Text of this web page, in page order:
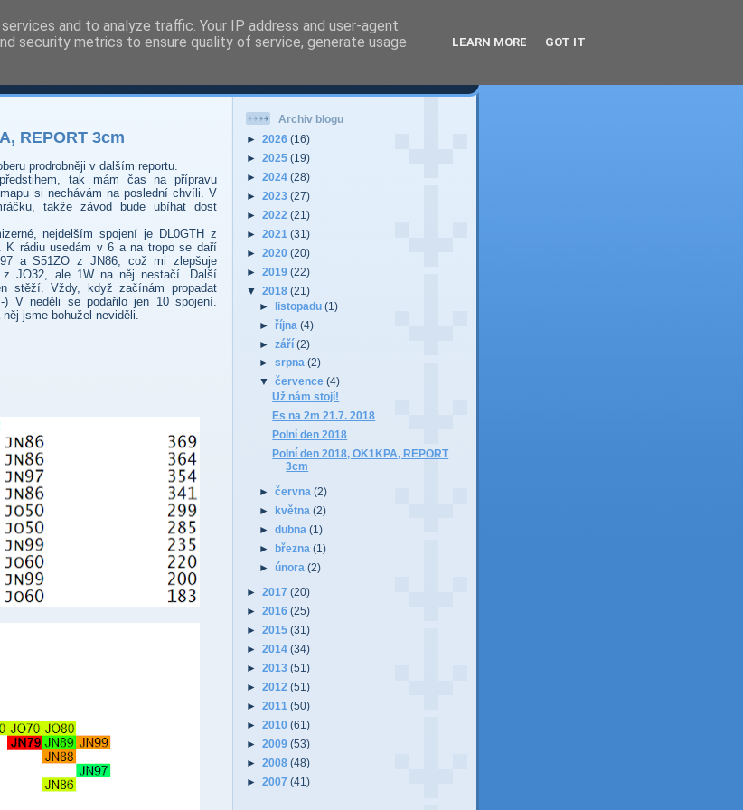
Hradec
REPORT 3cm
prodrobněji v dalším reportu.
tak mám čas na přípravu
si nechávám na poslední chvíli. V
takže závod bude ubíhat dost
nejdelším spojení je DL0GTH z
K rádiu usedám v 6 a na tropo se daří
a S51ZO z JN86, což mi zlepšuje
z JO32, ale 1W na něj nestačí. Další
stěží. Vždy, když začínám propadat
) V neděli se podařilo jen 10 spojení.
jsme bohužel neviděli.
Archiv blogu
► 2026 (16)
► 2025 (19)
► 2024 (28)
► 2023 (27)
► 2022 (21)
► 2021 (31)
► 2020 (20)
► 2019 (22)
▼ 2018 (21)
► listopadu(1)
►října(4)
►září(2)
►srpna(2)
▼července(4)
Už nám stojí!
Es na 2m 21.7. 2018
Polní den 2018
Polní den 2018, OK1KPA, REPORT
3cm
►června(2)
► května(2)
►dubna(1)
► března(1)
►února(2)
► 2017 (20)
► 2016 (25)
► 2015 (31)
► 2014 (34)
► 2013 (51)
► 2012 (51)
► 2011 (50)
► 2010 (61)
► 2009 (53)
► 2008 (48)
► 2007 (41)
and to analyze traffic. Your IP address and user-agent
security metrics to ensure quality of service, generate usage
LEARN MORE GOT IT